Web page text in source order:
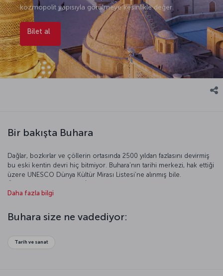
kozmopolit yapısıyla görülmeye kesinlikle değer.
Bilet al
Bir bakışta Buhara
Dağlar, bozkırlar ve çöllerin ortasında 2500 yıldan fazlasını devirmiş
bu eski kentin devri hiç bitmiyor. Buhara’nın tarihi merkezi, hak ettiği
üzere UNESCO Dünya Kültür Mirası Listesi’ne alınmış bile.
boyunca Moğollar, Sasaniler ve Karahanlılar’a başkentlik yapmasının
gibi tarihe mâl olan bilginleri yetiştiren şehir, günümüzde gezginler
için gizemli bir cazibe merkezi.
Daha fazla bilgi
Buhara size ne vadediyor:
Tarih ve sanat